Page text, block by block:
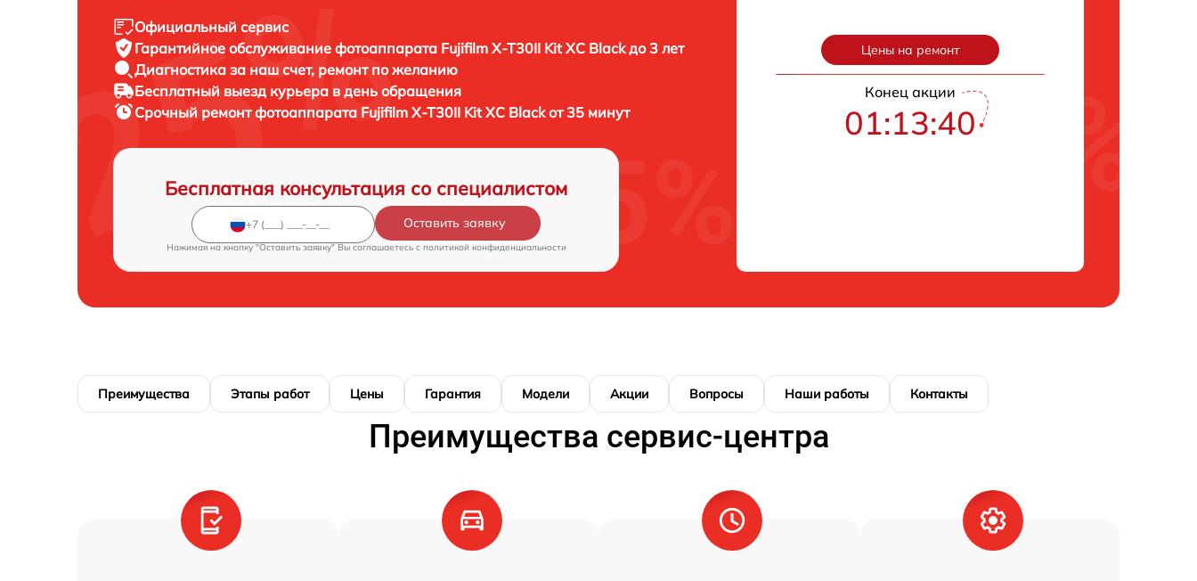
Официальный сервис
Гарантийное обслуживание фотоаппарата Fujifilm X-T30II Kit XC Black до 3 лет
Диагностика за наш счет, ремонт по желанию
Бесплатный выезд курьера в день обращения
Срочный ремонтфотоаппарата Fujifilm X-T30II Kit XC Black от 35 минут
Бесплатная консультация со специалистом
Оставить заявку
Нажимая на кнопку "Оставить заявку" Вы соглашаетесь c политикой конфиденциальности
Цены на ремонт
Конец акции
01:13:39
Преимущества Этапы работ Цены Гарантия Модели Акции Вопросы Наши работы Контакты
Преимущества сервис-центра